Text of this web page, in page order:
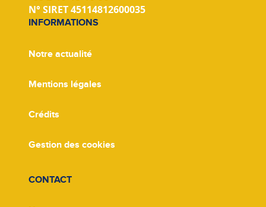
N° SIRET 45114812600035
INFORMATIONS
Notre actualité
Mentions légales
Crédits
Gestion des cookies
CONTACT